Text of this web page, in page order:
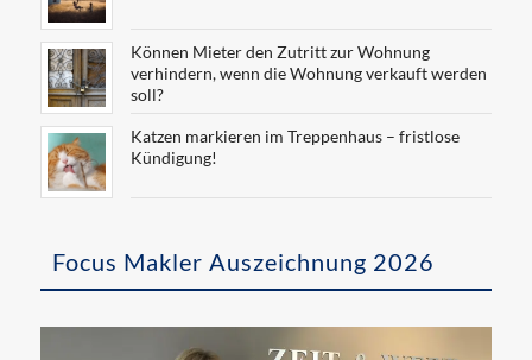
Können Mieter den Zutritt zur Wohnung
verhindern, wenn die Wohnung verkauft werden
soll?
Katzen markieren im Treppenhaus – fristlose
Kündigung!
Focus Makler Auszeichnung 2026